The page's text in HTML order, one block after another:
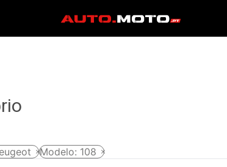
Modelo: 108